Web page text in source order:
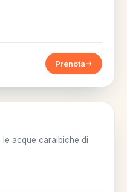
Prenota
le acque caraibiche di